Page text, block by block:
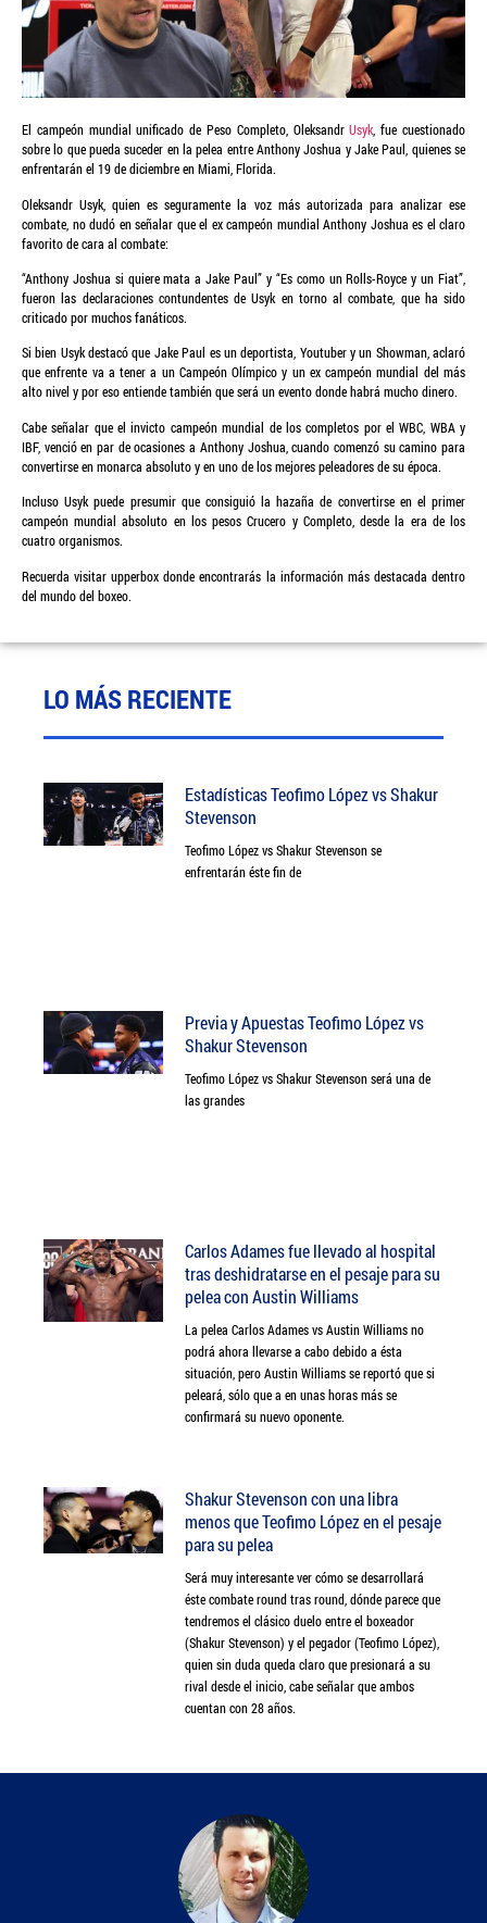
El campeón mundial unificado de Peso Completo, OleksandrUsyk, fue cuestionado
sobre lo que pueda suceder en la pelea entre Anthony Joshua y Jake Paul, quienes se
enfrentarán el 19 de diciembre en Miami, Florida.
Oleksandr Usyk, quien es seguramente la voz más autorizada para analizar ese
combate, no dudó en señalar que el ex campeón mundial Anthony Joshua es el claro
favorito de cara al combate:
“Anthony Joshua si quiere mata a Jake Paul” y “Es como un Rolls-Royce y un Fiat”,
fueron las declaraciones contundentes de Usyk en torno al combate, que ha sido
criticado por muchos fanáticos.
Si bien Usyk destacó que Jake Paul es un deportista, Youtuber y un Showman, aclaró
que enfrente va a tener a un Campeón Olímpico y un ex campeón mundial del más
alto nivel y por eso entiende también que será un evento donde habrá mucho dinero.
Cabe señalar que el invicto campeón mundial de los completos por el WBC, WBA y
IBF, venció en par de ocasiones a Anthony Joshua, cuando comenzó su camino para
convertirse en monarca absoluto y en uno de los mejores peleadores de su época.
Incluso Usyk puede presumir que consiguió la hazaña de convertirse en el primer
campeón mundial absoluto en los pesos Crucero y Completo, desde la era de los
cuatro organismos.
Recuerda visitar upperbox donde encontrarás la información más destacada dentro
del mundo del boxeo.
LO MÁS RECIENTE
Estadísticas Teofimo López vs Shakur
Stevenson
Teofimo López vs Shakur Stevenson se
enfrentarán éste fin de
Previa y Apuestas Teofimo López vs
Shakur Stevenson
Teofimo López vs Shakur Stevenson será una de
las grandes
Carlos Adames fue llevado al hospital
tras deshidratarse en el pesaje para su
pelea con Austin Williams
La pelea Carlos Adames vs Austin Williams no
podrá ahora llevarse a cabo debido a ésta
situación, pero Austin Williams se reportó que si
peleará, sólo que a en unas horas más se
confirmará su nuevo oponente.
Shakur Stevenson con una libra
menos que Teofimo López en el pesaje
para su pelea
Será muy interesante ver cómo se desarrollará
éste combate round tras round, dónde parece que
tendremos el clásico duelo entre el boxeador
(Shakur Stevenson) y el pegador (Teofimo López),
quien sin duda queda claro que presionará a su
rival desde el inicio, cabe señalar que ambos
cuentan con 28 años.